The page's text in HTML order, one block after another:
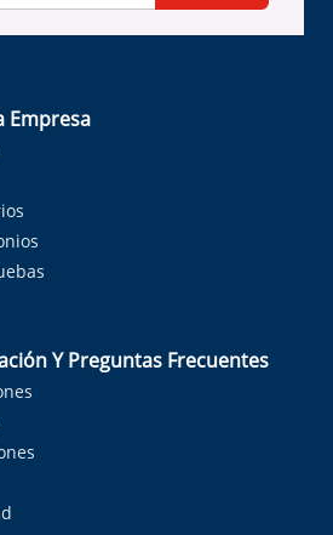
Empresa
Y Preguntas Frecuentes